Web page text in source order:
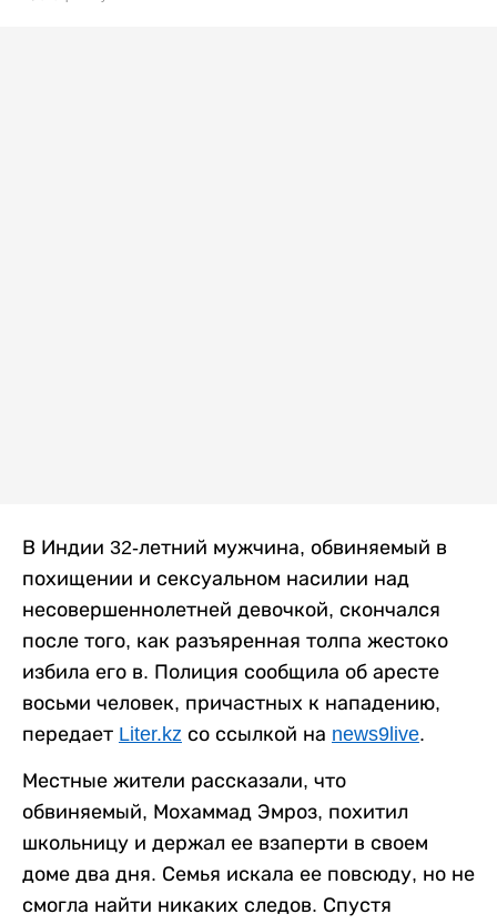
В Индии 32-летний мужчина, обвиняемый в
похищении и сексуальном насилии над
несовершеннолетней девочкой, скончался
после того, как разъяренная толпа жестоко
избила его в. Полиция сообщила об аресте
восьми человек, причастных к нападению,
передает Liter.kz со ссылкой на news9live.
Местные жители рассказали, что
обвиняемый, Мохаммад Эмроз, похитил
школьницу и держал ее взаперти в своем
доме два дня. Семья искала ее повсюду, но не
смогла найти никаких следов. Спустя